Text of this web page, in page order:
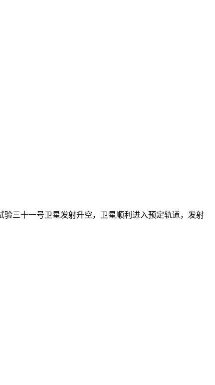
验三十一号卫星发射升空，卫星顺利进入预定轨道，发射